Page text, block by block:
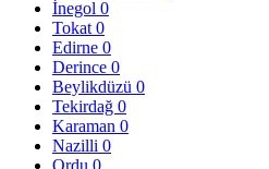
İnegol 0
Tokat 0
Edirne 0
Derince 0
Beylikdüzü 0
Tekirdağ 0
Karaman 0
Nazilli 0
Ordu 0